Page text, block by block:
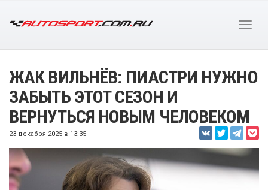
ЖАК ВИЛЬНЁВ: ПИАСТРИ НУЖНО
ЗАБЫТЬ ЭТОТ СЕЗОН И
ВЕРНУТЬСЯ НОВЫМ ЧЕЛОВЕКОМ
23 декабря 2025 в 13:35